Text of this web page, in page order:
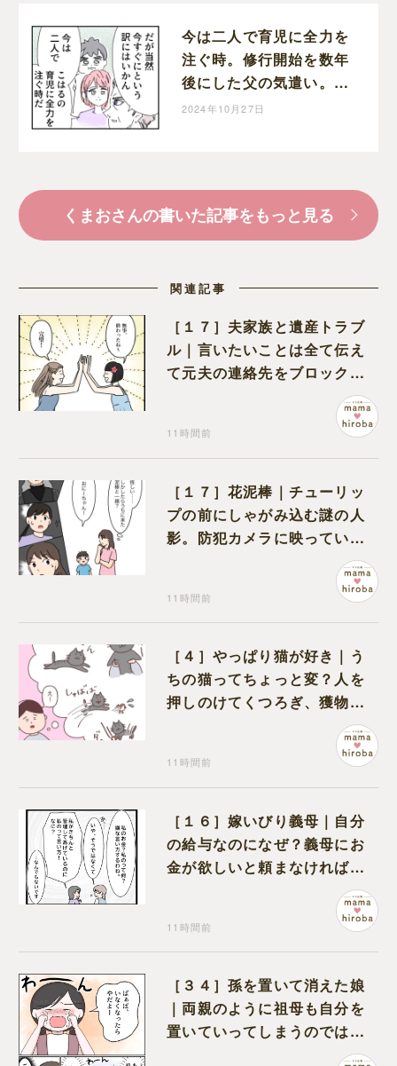
今は二人で育児に全力を
注ぐ時。修行開始を数年
後にした父の気遣い。育
児なめすぎ夫［１９８］
2024年10月27日
くまおさんの書いた記事をもっと見る
関連記事
［１７］夫家族と遺産トラブ
ル｜言いたいことは全て伝え
て元夫の連絡先をブロック。
離婚できた喜びを噛みしめる
11時間前
［１７］花泥棒｜チューリッ
プの前にしゃがみ込む謎の人
影。防犯カメラに映っていた
11時間前
［４］やっぱり猫が好き｜う
ちの猫ってちょっと変？人を
押しのけてくつろぎ、獲物に
も物怖じしない鋼のハート
11時間前
［１６］嫁いびり義母｜自分
の給与なのになぜ？義母にお
金が欲しいと頼まなければな
11時間前
［３４］孫を置いて消えた娘
｜両親のように祖母も自分を
置いていってしまうのでは？
と怯えて泣く孫に心が痛む